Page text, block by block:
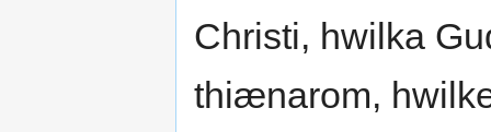
Christi, hwilka
thiænarom,